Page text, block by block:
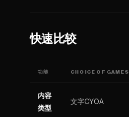
快速比较
功能 CHOICE OF GAMES
内容
类型
文字CYOA